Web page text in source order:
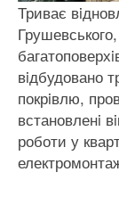
Триває
вiдбудовано
покрiвлю,
встановленi
роботи у